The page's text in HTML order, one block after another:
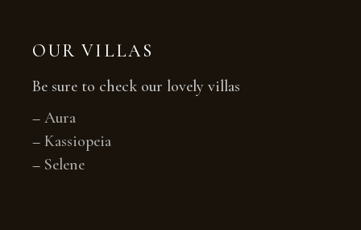
OUR VILLAS
Be sure to check our lovely villas
–Aura
–Kassiopeia
– Selene